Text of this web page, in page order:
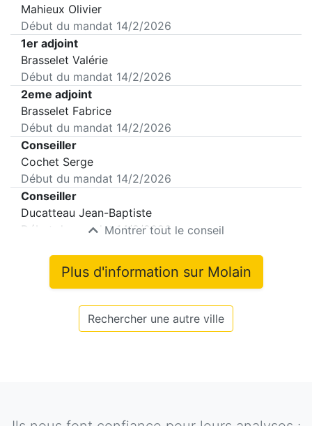
Mahieux Olivier
Début du mandat 14/2/2026
1er adjoint
Brasselet Valérie
Début du mandat 14/2/2026
2eme adjoint
Brasselet Fabrice
Début du mandat 14/2/2026
Conseiller
Cochet Serge
Début du mandat 14/2/2026
Conseiller
Ducatteau Jean-Baptiste
Début du mandat14/2/2026
Montrer tout le conseil
Plus d'information sur Molain
Rechercher une autre ville